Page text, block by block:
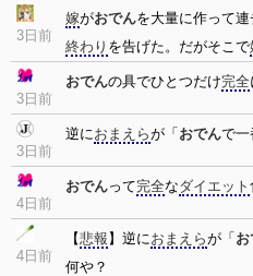
3日前
嫁がおでんを大量に作って
終わり を告げた。だがそこで
3日前
おでんの具でひとつだけ完全
3日前
逆におまえらが「 おでんで一
4日前
おでんって完全なダイエット
4日前
【悲報 】逆におまえらが「 お
何や？